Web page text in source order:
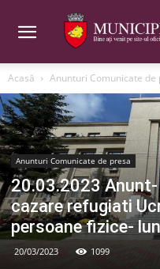
Acasă Anunturi Comunicate de
Anunturi Comunicate de presa
20.03.2023
cazare refugiati
persoane fizice-
20/03/2023 1099